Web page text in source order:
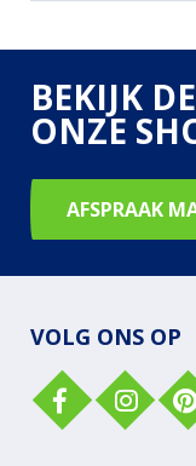
BEKIJK
ONZE
AFSPRAAK
VOLG ONS OP